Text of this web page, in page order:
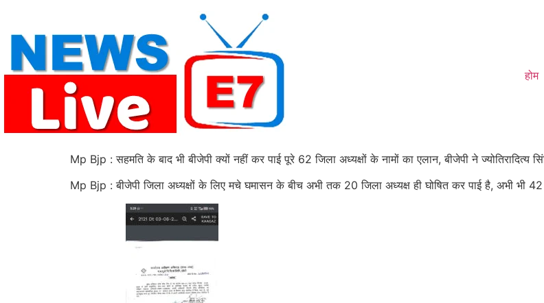
content
होम
Mp Bjp : सहमति के बाद भी बीजेपी क्यों नहीं कर पाई पूरे 62 जिला अध्यक्षों के नामों का एलान, बीजेपी ने ज्योतिरादित्य
Mp Bjp : बीजेपी जिला अध्यक्षों के लिए मचे घमासन के बीच अभी तक 20 जिला अध्यक्ष ही घोषित कर पाई है, अभी भी